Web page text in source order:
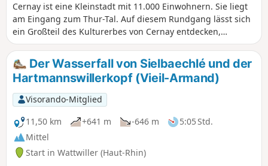
Cernay ist eine Kleinstadt mit 11.000 Einwohnern. Sie liegt
am Eingang zum Thur-Tal. Auf diesem Rundgang lässt sich
ein Großteil des Kulturerbes von Cernay entdecken,
ausgehend vom historischen Stadtzentrum. Die Wanderung
beginnt in Richtung der Kirche Saint-Étienne und führt
anschließend in die Vororte, die von der industriellen
Vergangenheit der Stadt zeugen. Die Route führt dann hin
und her zwischen den Vororten und der Stadt, um
möglichst viele historische und kulturelle Orte zu
entdecken.
Der Wasserfall von Sielbaechlé und der
Hartmannswillerkopf (Vieil-Armand)
Visorando-Mitglied
11,50 km
+641 m -646 m
5:05 Std.
Mittel
Start in Wattwiller (Haut-Rhin)